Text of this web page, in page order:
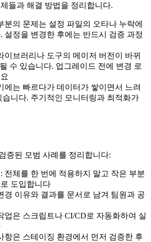
들과 해결 방법을 정리합니다.
분의 문제는 설정 파일의 오타나 누락에
설정을 변경한 후에는 반드시 검증 과정
이브러리나 도구의 메이저 버전이 바뀌
수 있습니다. 업그레이드 전에 변경 로
에는 빠르다가 데이터가 쌓이면서 느려
습니다. 주기적인 모니터링과 최적화가
증된 모범 사례를 정리합니다:
: 전체를 한 번에 적용하지 말고 작은 부분
도입합니다
경 이유와 결과를 문서로 남겨 팀원과 공
업은 스크립트나 CI/CD로 자동화하여 실
항은 스테이징 환경에서 먼저 검증한 후